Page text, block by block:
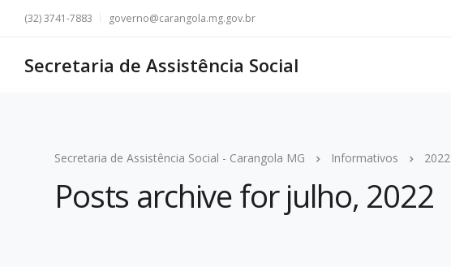
(32) 3741-7883 governo@carangola.mg.gov.br
Secretaria de Assistência Social
Secretaria de Assistência Social - Carangola MG Informativos 2022
Posts archive for julho, 2022